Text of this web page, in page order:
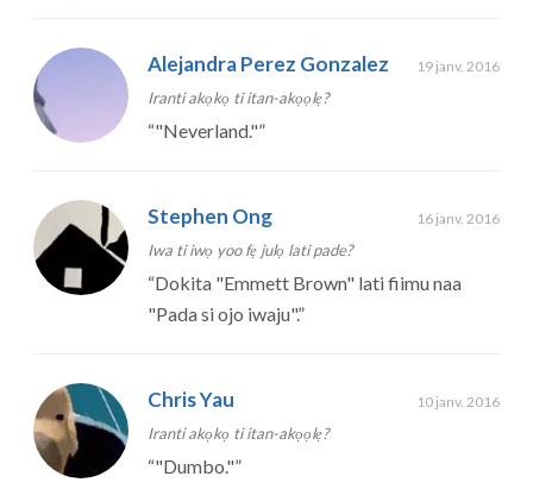
Alejandra Perez Gonzalez 19 janv. 2016
Iranti akọkọ ti itan-akọọlẹ?
“"Neverland."”
Stephen Ong 16 janv. 2016
Iwa ti iwọ yoo fẹ julọ lati pade?
“Dokita "Emmett Brown" lati fiimu naa
"Pada si ojo iwaju".”
Chris Yau 10 janv. 2016
Iranti akọkọ ti itan-akọọlẹ?
“"Dumbo."”